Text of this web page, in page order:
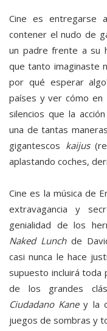
Cine es entregarse a
contener el nudo de
un padre frente a su
que tanto imaginaste
por qué esperar
países y ver cómo en
silencios que la
una de tantas
gigantescos kaijus
aplastando coches,
Cine es la música de
extravagancia y
genialidad de los
Naked Lunchde
casi nunca le hace
supuesto incluirá toda
de los grandes
Ciudadano Kaney la
juegos de sombras y